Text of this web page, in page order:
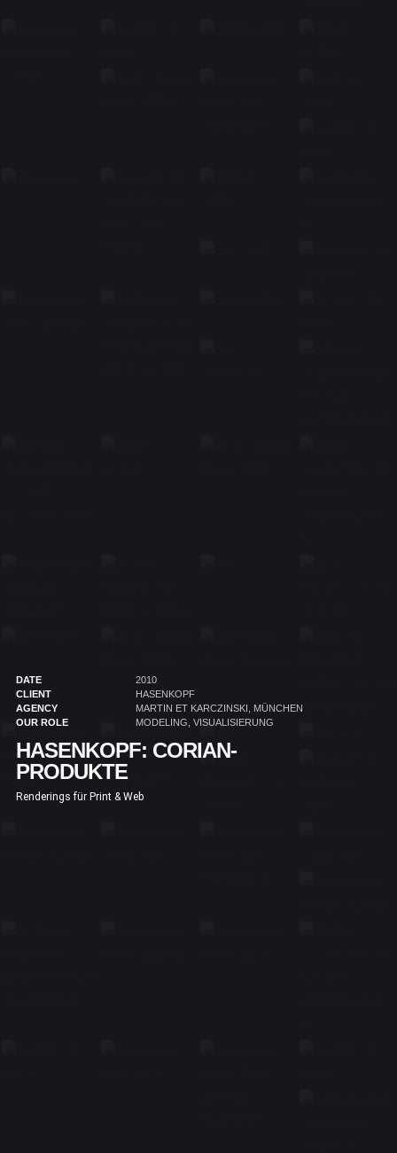
DATE
2010
CLIENT
HASENKOPF
AGENCY
MARTIN ET KARCZINSKI, MÜNCHEN
OUR ROLE
MODELING, VISUALISIERUNG
HASENKOPF: CORIAN-
PRODUKTE
Renderings für Print & Web